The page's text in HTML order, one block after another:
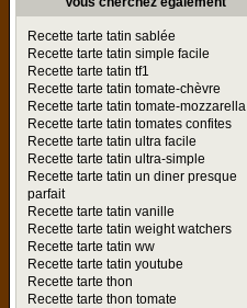
Recette tarte tatin sablée
Recette tarte tatin simple facile
Recette tarte tatin tf1
Recette tarte tatin tomate-chèvre
Recette tarte tatin tomate-mozzarella
Recette tarte tatin tomates confites
Recette tarte tatin ultra facile
Recette tarte tatin ultra-simple
Recette tarte tatin un diner presque
parfait
Recette tarte tatin vanille
Recette tarte tatin weight watchers
Recette tarte tatin ww
Recette tarte tatin youtube
Recette tarte thon
Recette tarte thon tomate